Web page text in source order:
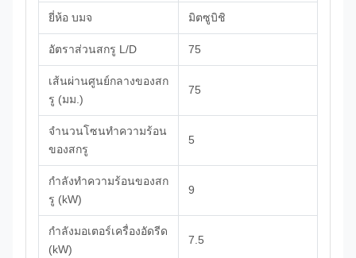
ยี่ห้อ บมจ มิตซูบิชิ
อัตราส่วนสกรู L/D 75
เส้นผ่านศูนย์กลางของสก
รู (มม.)
75
จำนวนโซนทำความร้อน
ของสกรู
5
กำลังทำความร้อนของสก
รู (kW)
9
กำลังมอเตอร์เครื่องอัดรีด
(kW)
7.5